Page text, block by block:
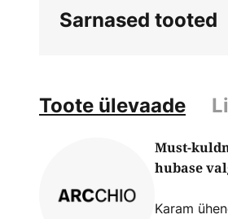
Sarnased tooted
Toote ülevaade
Must-
hubase
Karam